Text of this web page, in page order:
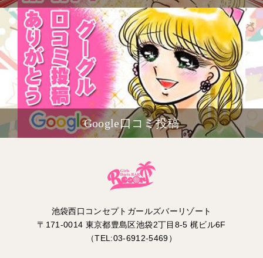
Google口コミ投稿
池袋西口コンセプトガールズバーリゾート
〒171-0014 東京都豊島区池袋2丁目8-5 梶ビル6F
（TEL:03-6912-5469）